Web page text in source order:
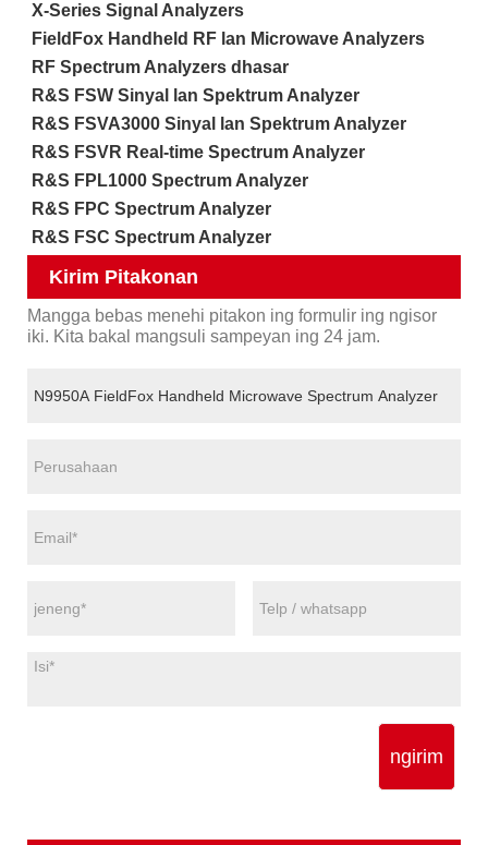
X-Series Signal Analyzers
FieldFox Handheld RF lan Microwave Analyzers
RF Spectrum Analyzers dhasar
R&S FSW Sinyal lan Spektrum Analyzer
R&S FSVA3000 Sinyal lan Spektrum Analyzer
R&S FSVR Real-time Spectrum Analyzer
R&S FPL1000 Spectrum Analyzer
R&S FPC Spectrum Analyzer
R&S FSC Spectrum Analyzer
Kirim Pitakonan
Mangga bebas menehi pitakon ing formulir ing ngisor
iki. Kita bakal mangsuli sampeyan ing 24 jam.
ngirim